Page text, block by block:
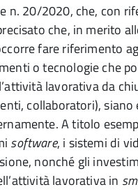
n. 20/2020, che, con
che, in merito
fare riferimento
o tecnologie che
lavorativa da
collaboratori), siano
A titolo
software, i sistemi di
nonché gli
lavorativa in